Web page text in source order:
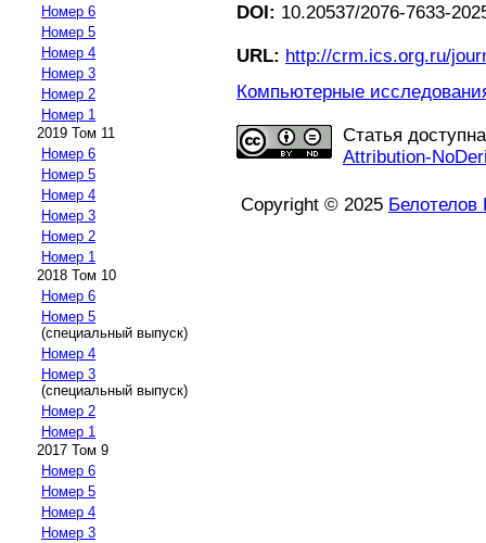
Номер 6
Номер 5
Номер 4
Номер 3
Номер 2
Номер 1
2019 Том 11
Номер 6
Номер 5
Номер 4
Номер 3
Номер 2
Номер 1
2018 Том 10
Номер 6
Номер 5
(специальный выпуск)
Номер 4
Номер 3
(специальный выпуск)
Номер 2
Номер 1
2017 Том 9
Номер 6
Номер 5
Номер 4
Номер 3
DOI: 10.20537/2076-7633-
URL: http://crm.ics.org.ru/
Компьютерные
Статья
Attribution-
Copyright © 2025